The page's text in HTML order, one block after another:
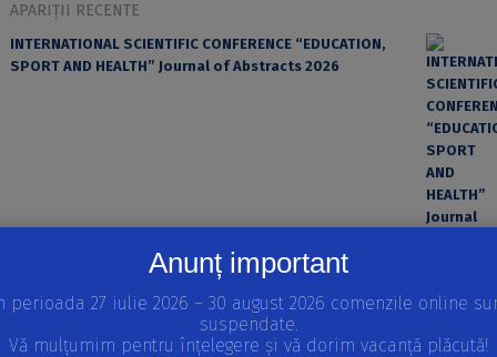
APARIȚII RECENTE
INTERNATIONAL SCIENTIFIC CONFERENCE “EDUCATION,
SPORT AND HEALTH” Journal of Abstracts 2026
EROAREA ȘI FACTORUL UMAN ÎN PRACTICA MEDICALĂ
Anunț important
perioada 27 iulie 2026 – 30 august 2026 comenzile online
suspendate.
Vă mulțumim pentru înțelegere și vă dorim vacanță plăcută!